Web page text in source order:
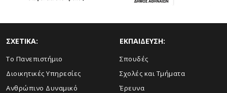
ΣΧΕΤΙΚΑ:
Το Πανεπιστήμιο
Διοικητικές Υπηρεσίες
Ανθρώπινο Δυναμικό
ΕΚΠΑΙΔΕΥΣΗ:
Σπουδές
Σχολές και Τμήματα
Έρευνα